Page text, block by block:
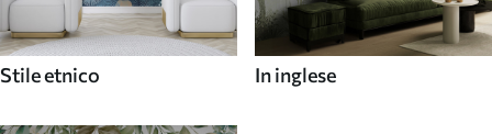
Stile etnico In inglese